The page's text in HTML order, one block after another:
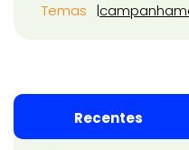
Temas campanha
Recentes